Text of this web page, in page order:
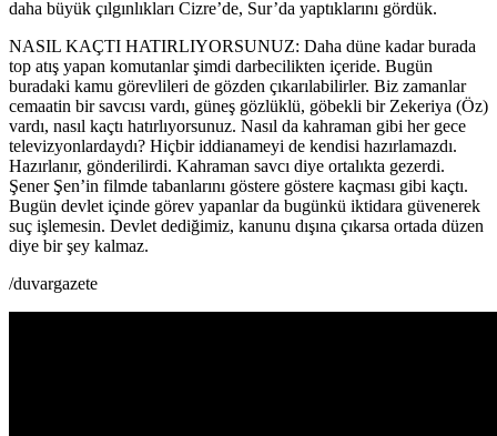
daha büyük çılgınlıkları Cizre’de, Sur’da yaptıklarını gördük.
NASIL KAÇTI HATIRLIYORSUNUZ: Daha düne kadar burada
top atış yapan komutanlar şimdi darbecilikten içeride. Bugün
buradaki kamu görevlileri de gözden çıkarılabilirler. Biz zamanlar
cemaatin bir savcısı vardı, güneş gözlüklü, göbekli bir Zekeriya (Öz)
vardı, nasıl kaçtı hatırlıyorsunuz. Nasıl da kahraman gibi her gece
televizyonlardaydı? Hiçbir iddianameyi de kendisi hazırlamazdı.
Hazırlanır, gönderilirdi. Kahraman savcı diye ortalıkta gezerdi.
Şener Şen’in filmde tabanlarını göstere göstere kaçması gibi kaçtı.
Bugün devlet içinde görev yapanlar da bugünkü iktidara güvenerek
suç işlemesin. Devlet dediğimiz, kanunu dışına çıkarsa ortada düzen
diye bir şey kalmaz.
/duvargazete